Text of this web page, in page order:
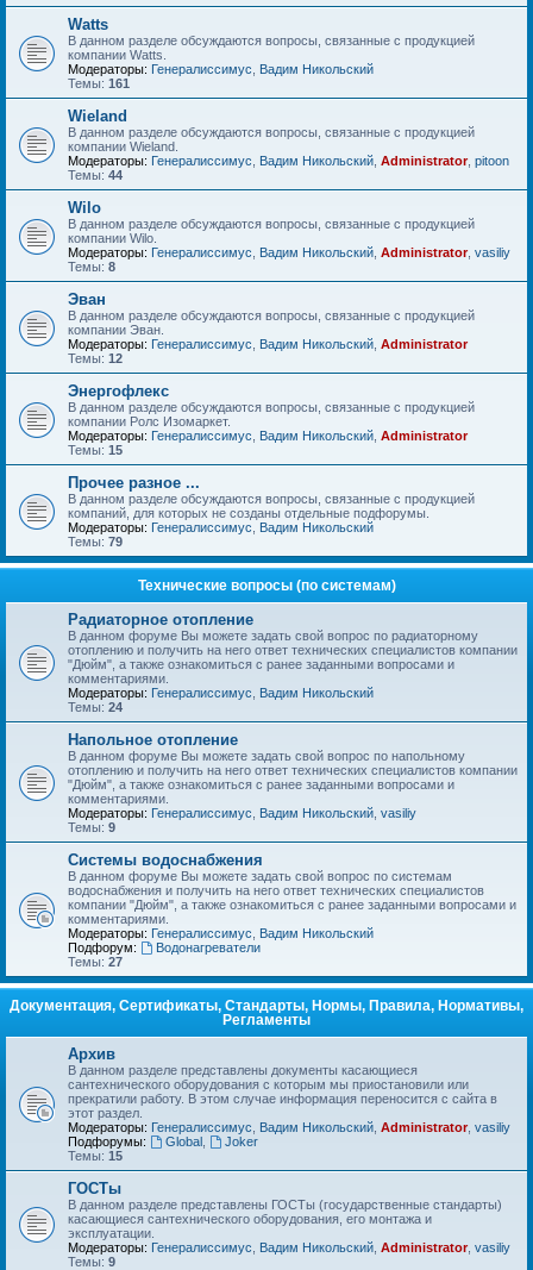
Watts
В данном разделе обсуждаются вопросы, связанные с продукцией
компании Watts.
Модераторы: Генералиссимус
Вадим Никольский
Темы: 161
Wieland
В данном разделе обсуждаются вопросы, связанные с продукцией
компании Wieland.
Модераторы: Генералиссимус Вадим Никольский Administrator, pitoon
Темы: 44
Wilo
В данном разделе обсуждаются вопросы, связанные с продукцией
компании Wilo.
Модераторы: Генералиссимус Вадим Никольский Administrator, vasiliy
Темы: 8
Эван
В данном разделе обсуждаются вопросы, связанные с продукцией
компании Эван.
Модераторы: Генералиссимус Вадим Никольский Administrator
Темы: 12
Энергофлекс
В данном разделе обсуждаются вопросы, связанные с продукцией
компании Ролс Изомаркет.
Модераторы: Генералиссимус Вадим Никольский Administrator
Темы: 15
Прочее разное ...
В данном разделе обсуждаются вопросы, связанные с продукцией
компаний, для которых не созданы отдельные подфорумы.
Модераторы: Генералиссимус
Вадим Никольский
Темы: 79
Технические вопросы (по системам)
Радиаторное отопление
В данном форуме Вы можете задать свой вопрос по радиаторному
отоплению и получить на него ответ технических специалистов компании
"Дюйм", а также ознакомиться с ранее заданными вопросами и
комментариями.
Модераторы: Генералиссимус
Вадим Никольский
Темы: 24
Напольное отопление
В данном форуме Вы можете задать свой вопрос по напольному
отоплению и получить на него ответ технических специалистов компании
"Дюйм", а также ознакомиться с ранее заданными вопросами и
комментариями.
Модераторы: Генералиссимус Вадим Никольский vasiliy
Темы: 9
Системы водоснабжения
В данном форуме Вы можете задать свой вопрос по системам
водоснабжения и получить на него ответ технических специалистов
компании "Дюйм", а также ознакомиться с ранее заданными вопросами и
комментариями.
Модераторы: Генералиссимус
Вадим Никольский
Подфорум:
Водонагреватели
Темы: 27
Документация, Сертификаты, Стандарты, Нормы, Правила, Нормативы,
Регламенты
Архив
В данном разделе представлены документы касающиеся
сантехнического оборудования с которым мы приостановили или
прекратили работу. В этом случае информация переносится с сайта в
этот раздел.
Модераторы: Генералиссимус Вадим Никольский Administrator, vasiliy
Подфорумы:
Global,
Joker
Темы: 15
ГОСТы
В данном разделе представлены ГОСТы (государственные стандарты)
касающиеся сантехнического оборудования, его монтажа и
эксплуатации.
Модераторы: Генералиссимус Вадим Никольский Administrator, vasiliy
Темы: 9